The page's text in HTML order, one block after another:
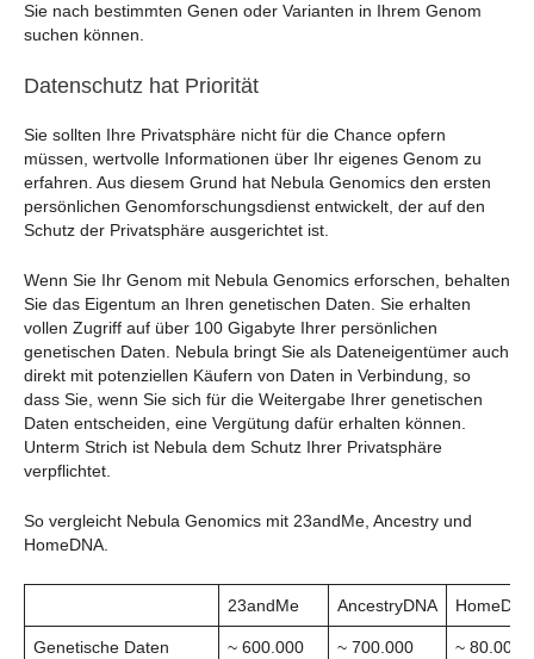
Sie nach bestimmten Genen oder Varianten in Ihrem Genom
suchen können.
Datenschutz hat Priorität
Sie sollten Ihre Privatsphäre nicht für die Chance opfern
müssen, wertvolle Informationen über Ihr eigenes Genom zu
erfahren. Aus diesem Grund hat Nebula Genomics den ersten
persönlichen Genomforschungsdienst entwickelt, der auf den
Schutz der Privatsphäre ausgerichtet ist.
Wenn Sie Ihr Genom mit Nebula Genomics erforschen, behalten
Sie das Eigentum an Ihren genetischen Daten. Sie erhalten
vollen Zugriff auf über 100 Gigabyte Ihrer persönlichen
genetischen Daten. Nebula bringt Sie als Dateneigentümer auch
direkt mit potenziellen Käufern von Daten in Verbindung, so
dass Sie, wenn Sie sich für die Weitergabe Ihrer genetischen
Daten entscheiden, eine Vergütung dafür erhalten können.
Unterm Strich ist Nebula dem Schutz Ihrer Privatsphäre
verpflichtet.
So vergleicht Nebula Genomics mit 23andMe, Ancestry und
HomeDNA.
23andMe AncestryDNA HomeDNA
Genetische Daten
~ 600.000
~ 700.000
~ 80.000